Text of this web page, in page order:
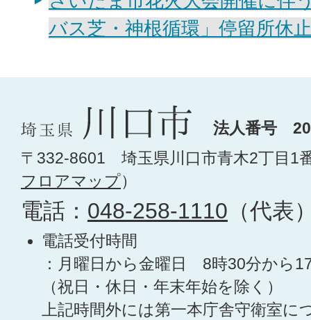
バス芝・神根循環」停留所休
法人番号
〒332-8601 埼玉県川口市青木2丁目1
フロアマップ）
電話： 048-258-1110 （代表
電話受付時間
：月曜日から金曜日 8時30分から
（祝日・休日・年末年始を除く）
上記時間外には第一本庁舎守衛室に